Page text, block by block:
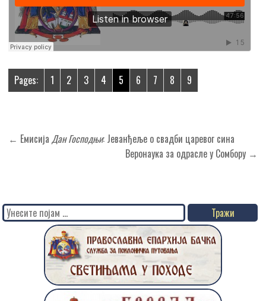
Pages: 1 2 3 4 5 6 7 8 9
Кретање
← ЕмисијаДан Господњи: Јеванђеље о свадби царевог сина
Веронаука за одрасле у Сомбору →
Search
for: